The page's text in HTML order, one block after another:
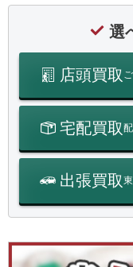
選
店頭買取
宅配買取
出張買取